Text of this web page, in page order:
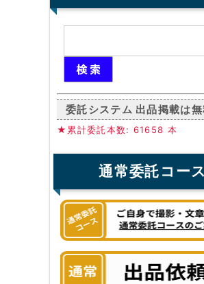
委託システム 出品掲載は
★累計委託本数: 61658 本
通常委託コース